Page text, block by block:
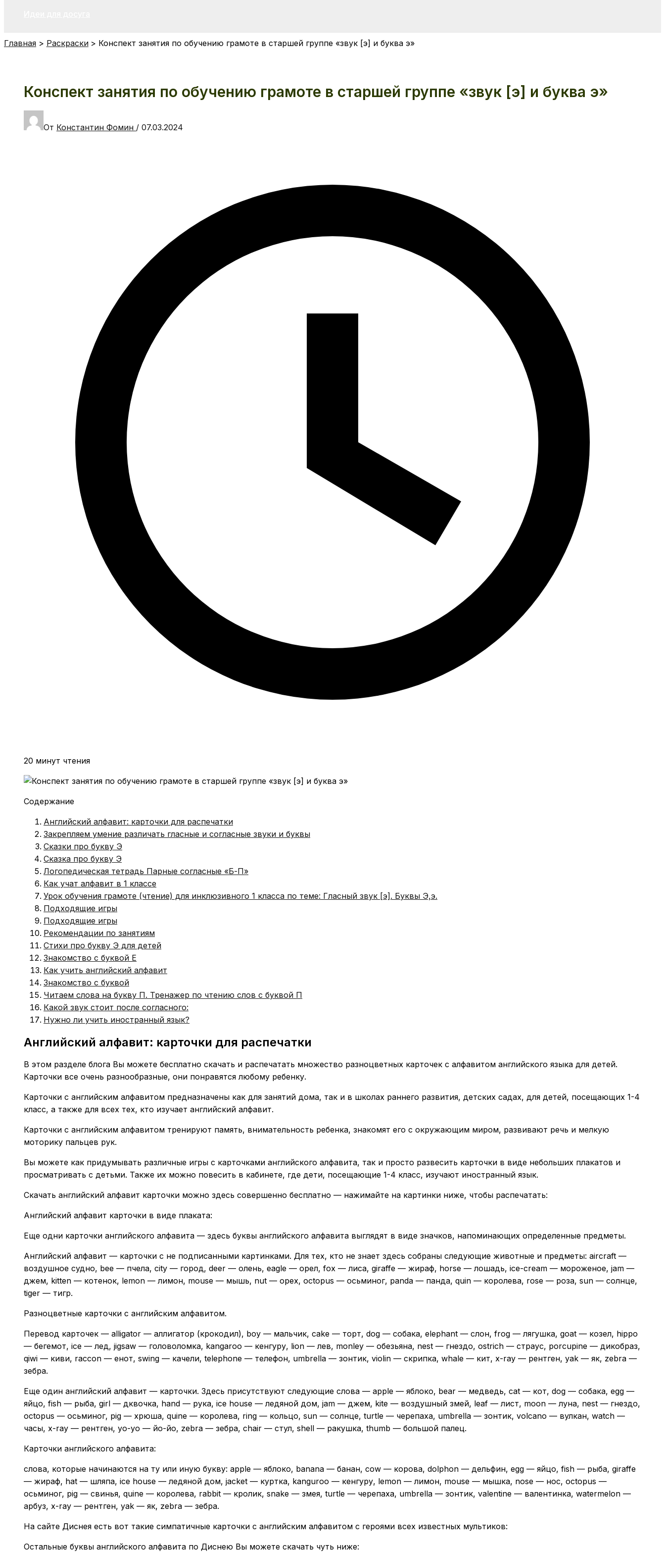
Главная Раскраски Конспект занятия по обучению грамоте в старшей группе «звук [э] и буква э»
Конспект занятия по обучению грамоте в старшей группе «звук [э] и буква э»
От Константин Фомин / 07.03.2024
20 минут чтения
Содержание
Английский алфавит: карточки для распечатки
Закрепляем умение различать гласные и согласные звуки и буквы
Сказки про букву Э
Сказка про букву Э
Логопедическая тетрадь Парные согласные «Б-П»
Как учат алфавит в 1 классе
Урок обучения грамоте (чтение) для инклюзивного 1 класса по теме: Гласный звук [э]. Буквы Э,э.
Подходящие игры
Подходящие игры
Рекомендации по занятиям
Стихи про букву Э для детей
Знакомство с буквой Е
Как учить английский алфавит
Знакомство с буквой
Читаем слова на букву П. Тренажер по чтению слов с буквой П
Какой звук стоит после согласного:
Нужно ли учить иностранный язык?
Английский алфавит: карточки для распечатки
В этом разделе блога Вы можете бесплатно скачать и распечатать множество разноцветных карточек с алфавитом английского языка для детей.
Карточки все очень разнообразные, они понравятся любому ребенку.
Карточки с английским алфавитом предназначены как для занятий дома, так и в школах раннего развития, детских садах, для детей, посещающих 1-4
класс, а также для всех тех, кто изучает английский алфавит.
Карточки с английским алфавитом тренируют память, внимательность ребенка, знакомят его с окружающим миром, развивают речь и мелкую
моторику пальцев рук.
Вы можете как придумывать различные игры с карточками английского алфавита, так и просто развесить карточки в виде небольших плакатов и
просматривать с детьми. Также их можно повесить в кабинете, где дети, посещающие 1-4 класс, изучают иностранный язык.
Скачать английский алфавит карточки можно здесь совершенно бесплатно — нажимайте на картинки ниже, чтобы распечатать:
Английский алфавит карточки в виде плаката:
Еще одни карточки английского алфавита — здесь буквы английского алфавита выглядят в виде значков, напоминающих определенные предметы.
Английский алфавит — карточки с не подписанными картинками. Для тех, кто не знает здесь собраны следующие животные и предметы: aircraft —
воздушное судно, bee — пчела, city — город, deer — олень, eagle — орел, fox — лиса, giraffe — жираф, horse — лошадь, ice-cream — мороженое, jam —
джем, kitten — котенок, lemon — лимон, mouse — мышь, nut — орех, octopus — осьминог, panda — панда, quin — королева, rose — роза, sun — солнце,
tiger — тигр.
Разноцветные карточки с английским алфавитом.
Перевод карточек — alligator — аллигатор (крокодил), boy — мальчик, cake — торт, dog — собака, elephant — слон, frog — лягушка, goat — козел, hippo
— бегемот, ice — лед, jigsaw — головоломка, kangaroo — кенгуру, lion — лев, monley — обезьяна, nest — гнездо, ostrich — страус, porcupine — дикобраз,
qiwi — киви, raccon — енот, swing — качели, telephone — телефон, umbrella — зонтик, violin — скрипка, whale — кит, x-ray — рентген, yak — як, zebra —
зебра.
Еще один английский алфавит — карточки. Здесь присутствуют следующие слова — apple — яблоко, bear — медведь, cat — кот, dog — собака, egg —
яйцо, fish — рыба, girl — дквочка, hand — рука, ice house — ледяной дом, jam — джем, kite — воздушный змей, leaf — лист, moon — луна, nest — гнездо,
octopus — осьминог, pig — хрюша, quine — королева, ring — кольцо, sun — солнце, turtle — черепаха, umbrella — зонтик, volcano — вулкан, watch —
часы, x-ray — рентген, yo-yo — йо-йо, zebra — зебра, chair — стул, shell — ракушка, thumb — большой палец.
Карточки английского алфавита:
слова, которые начинаются на ту или иную букву: apple — яблоко, banana — банан, cow — корова, dolphon — дельфин, egg — яйцо, fish — рыба, giraffe
— жираф, hat — шляпа, ice house — ледяной дом, jacket — куртка, kanguroo — кенгуру, lemon — лимон, mouse — мышка, nose — нос, octopus —
осьминог, pig — свинья, quine — королева, rabbit — кролик, snake — змея, turtle — черепаха, umbrella — зонтик, valentine — валентинка, watermelon —
арбуз, x-ray — рентген, yak — як, zebra — зебра.
На сайте Диснея есть вот такие симпатичные карточки с английским алфавитом с героями всех известных мультиков:
Остальные буквы английского алфавита по Диснею Вы можете скачать чуть ниже: